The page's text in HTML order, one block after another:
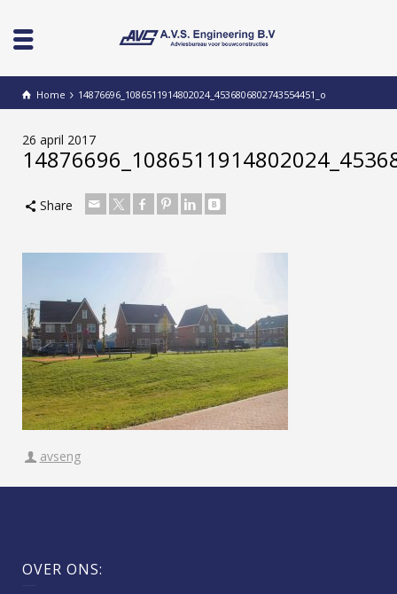
Home 14876696_1086511914802024_4536806802743554451_o
26 april 2017
Share
avseng
OVER ONS: